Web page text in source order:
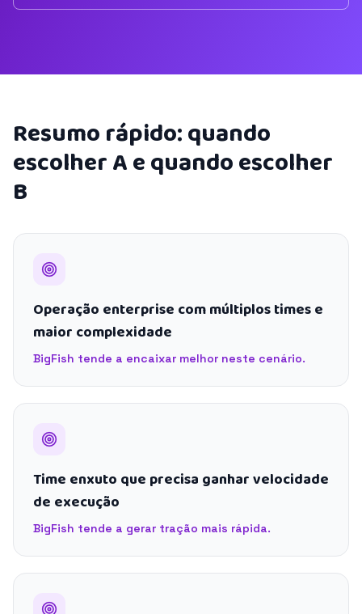
Resumo rápido: quando
escolher A e quando escolher
B
Operação enterprise com múltiplos times e
maior complexidade
BigFish tende a encaixar melhor neste cenário.
Time enxuto que precisa ganhar velocidade
de execução
BigFish tende a gerar tração mais rápida.